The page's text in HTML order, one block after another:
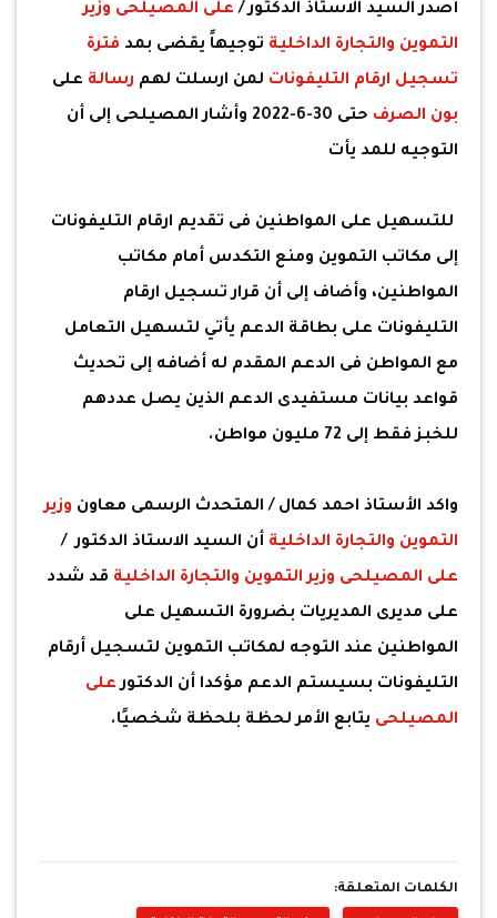
أصدر السيد الاستاذ الدكتور / على المصيلحى وزير
التموين والتجارة الداخلية توجيهاً يقضى بمد فترة
تسجيل ارقام التليفونات لمن ارسلت لهم رسالة على
بون الصرف
حتى 30-6-2022 وأشار المصيلحى إلى أن
التوجيه للمد يأت
للتسهيل على المواطنين فى تقديم ارقام التليفونات
إلى مكاتب التموين ومنع التكدس أمام مكاتب
المواطنين، وأضاف إلى أن قرار تسجيل ارقام
التليفونات على بطاقة الدعم يأتي لتسهيل التعامل
مع المواطن فى الدعم المقدم له أضافه إلى تحديث
قواعد بيانات مستفيدى الدعم الذين يصل عددهم
للخبز فقط إلى 72 مليون مواطن.
واكد الأستاذ احمد كمال / المتحدث الرسمى معاون وزير
التموين والتجارة الداخلية أن السيد الاستاذ الدكتور /
على المصيلحى وزير التموين والتجارة الداخلية قد شدد
على مديرى المديريات بضرورة التسهيل على
المواطنين عند التوجه لمكاتب التموين لتسجيل أرقام
التليفونات بسيستم الدعم مؤكدا أن الدكتورعلى
المصيلحى يتابع الأمر لحظة بلحظة شخصيًا.
الكلمات المتعلقة: